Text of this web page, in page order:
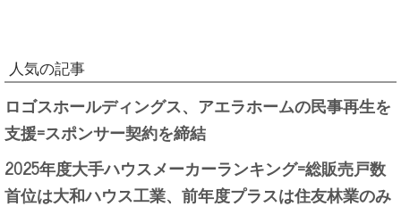
人気の記事
ロゴスホールディングス、アエラホームの民事再生を
支援=スポンサー契約を締結
2025年度大手ハウスメーカーランキング=総販売戸数
首位は大和ハウス工業、前年度プラスは住友林業のみ